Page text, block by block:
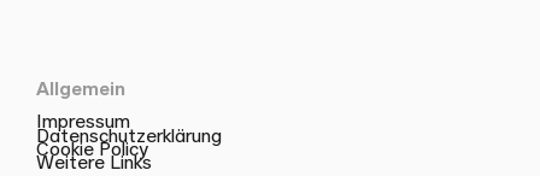
Allgemein
Impressum
Datenschutzerklärung
Cookie Policy
Weitere Links